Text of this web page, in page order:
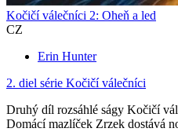
Kočičí válečníci 2: Oheň a led
CZ
Erin Hunter
2. diel série Kočičí válečníci
Druhý díl rozsáhlé ságy Kočičí
Domácí mazlíček Zrzek dostává